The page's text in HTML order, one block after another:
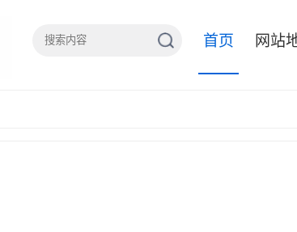
首页 网站